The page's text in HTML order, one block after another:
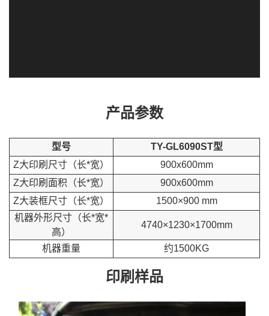
产品参数
型号
TY-GL6090ST型
Z大印刷尺寸（长*宽）
900x600mm
Z大印刷面积（长*宽）
900x600mm
Z大装框尺寸（长*宽）
1500×900 mm
机器外形尺寸（长*宽*
高）
4740×1230×1700mm
机器重量 约1500KG
印刷样品